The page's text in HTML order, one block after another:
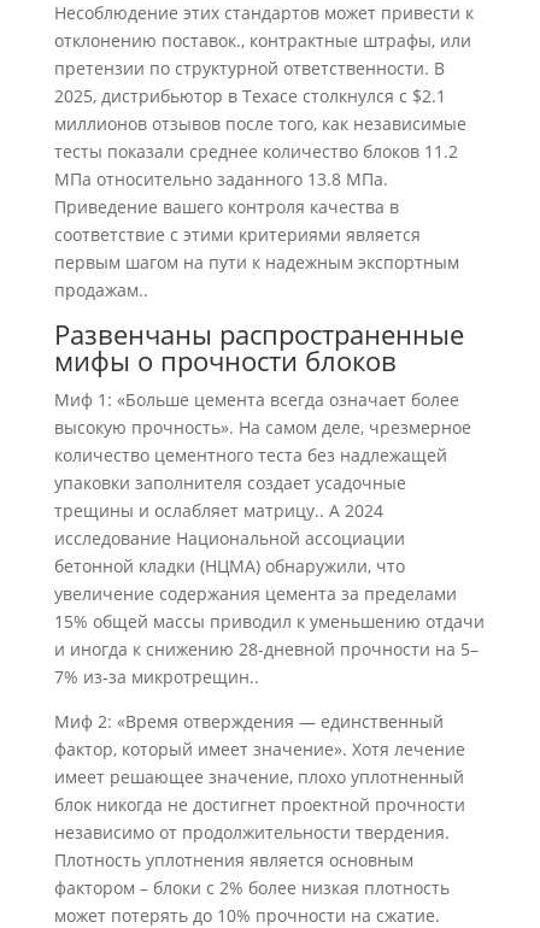
Несоблюдение этих стандартов может привести к
отклонению поставок., контрактные штрафы, или
претензии по структурной ответственности. В
2025, дистрибьютор в Техасе столкнулся с $2.1
миллионов отзывов после того, как независимые
тесты показали среднее количество блоков 11.2
МПа относительно заданного 13.8 МПа.
Приведение вашего контроля качества в
соответствие с этими критериями является
первым шагом на пути к надежным экспортным
продажам..
Развенчаны распространенные
мифы о прочности блоков
Миф 1: «Больше цемента всегда означает более
высокую прочность». На самом деле, чрезмерное
количество цементного теста без надлежащей
упаковки заполнителя создает усадочные
трещины и ослабляет матрицу.. А 2024
исследование Национальной ассоциации
бетонной кладки (НЦМА) обнаружили, что
увеличение содержания цемента за пределами
15% общей массы приводил к уменьшению отдачи
и иногда к снижению 28-дневной прочности на 5–
7% из-за микротрещин..
Миф 2: «Время отверждения — единственный
фактор, который имеет значение». Хотя лечение
имеет решающее значение, плохо уплотненный
блок никогда не достигнет проектной прочности
независимо от продолжительности твердения.
Плотность уплотнения является основным
фактором – блоки с 2% более низкая плотность
может потерять до 10% прочности на сжатие.